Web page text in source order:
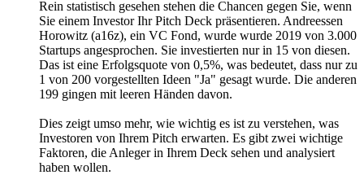
Rein statistisch gesehen stehen die Chancen gegen Sie, wenn
Sie einem Investor Ihr Pitch Deck präsentieren. Andreessen
Horowitz (a16z), ein VC Fond, wurde wurde 2019 von 3.000
Startups angesprochen. Sie investierten nur in 15 von diesen.
Das ist eine Erfolgsquote von 0,5%, was bedeutet, dass nur zu
1 von 200 vorgestellten Ideen "Ja" gesagt wurde. Die anderen
199 gingen mit leeren Händen davon.
Dies zeigt umso mehr, wie wichtig es ist zu verstehen, was
Investoren von Ihrem Pitch erwarten. Es gibt zwei wichtige
Faktoren, die Anleger in Ihrem Deck sehen und analysiert
haben wollen.